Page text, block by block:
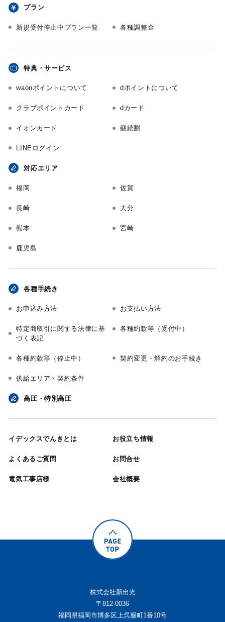
プラン
新規受付停止中プラン一覧 各種調整金
特典・サービス
waonポイントについて dポイントについて
クラブポイントカード dカード
イオンカード 継続割
LINEログイン
対応エリア
福岡 佐賀
長崎 大分
熊本 宮崎
鹿児島
各種手続き
お申込み方法 お支払い方法
特定商取引に関する法律に基
づく表記
各種約款等（受付中）
各種約款等（停止中） 契約変更・解約のお手続き
供給エリア・契約条件
高圧・特別高圧
イデックスでんきとは お役立ち情報
よくあるご質問 お問合せ
電気工事店様 会社概要
株式会社新出光
〒812-0036
福岡県福岡市博多区上呉服町1番10号